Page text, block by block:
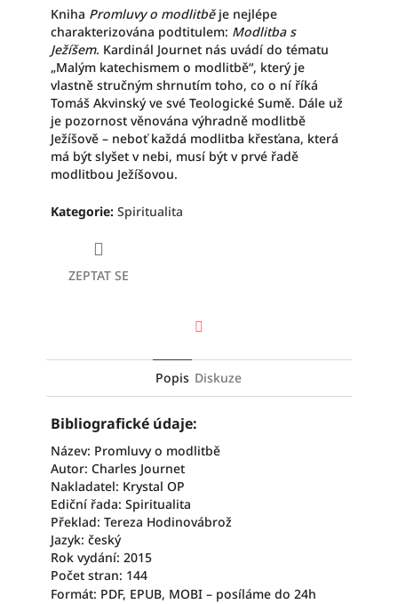
Kniha Promluvy o modlitběje nejlépe
charakterizována podtitulem: Modlitba s
Ježíšem. Kardinál Journet nás uvádí do tématu
„Malým katechismem o modlitbě“, který je
vlastně stručným shrnutím toho, co o ní říká
Tomáš Akvinský ve své Teologické Sumě. Dále už
je pozornost věnována výhradně modlitbě
Ježíšově – neboť každá modlitba křesťana, která
má být slyšet v nebi, musí být v prvé řadě
modlitbou Ježíšovou.
Kategorie: Spiritualita
ZEPTAT SE
Popis Diskuze
Bibliografické údaje:
Název: Promluvy o modlitbě
Autor: Charles Journet
Nakladatel: Krystal OP
Ediční řada: Spiritualita
Překlad: Tereza Hodinovábrož
Jazyk: český
Rok vydání: 2015
Počet stran: 144
Formát: PDF, EPUB, MOBI – posíláme do 24h